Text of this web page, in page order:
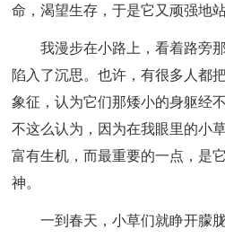
命，渴望生存，于是它又顽强地
我漫步在小路上，看着路旁
陷入了沉思。也许，有很多人都
象征，认为它们那矮小的身躯经
不这么认为，因为在我眼里的小
富有生机，而最重要的一点，是
神。
一到春天，小草们就睁开朦